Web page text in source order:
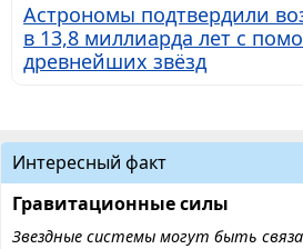
Астрономы подтвердили
в 13,8 миллиарда лет с
древнейших звёзд
Интересный факт
Гравитационные силы
Звездные системы могут быть